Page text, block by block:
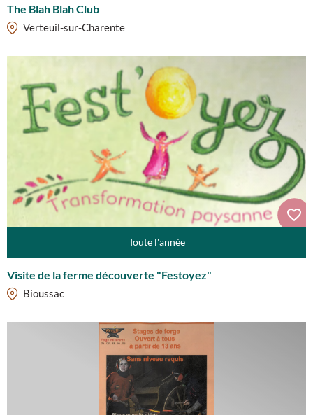
The Blah Blah Club
Verteuil-sur-Charente
Toute l'année
Visite de la ferme découverte "Festoyez"
Bioussac